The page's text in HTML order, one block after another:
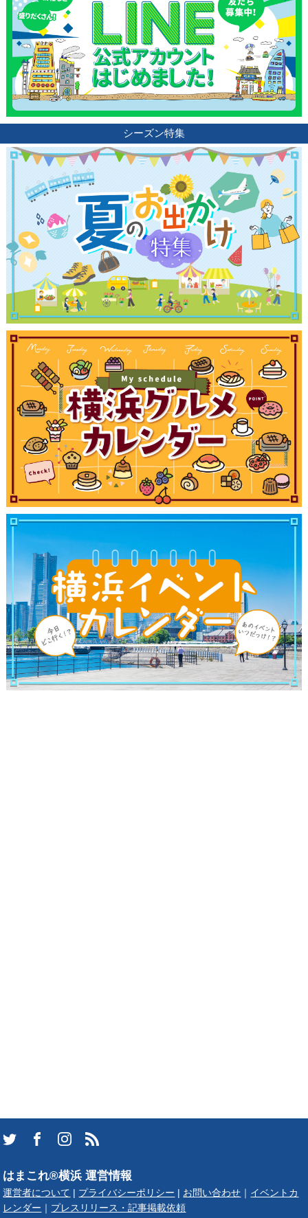
シーズン特集
はまこれ®横浜 運営情報
運営者について | プライバシーポリシー | お問い合わせ ｜ イベントカ
レンダー ｜ プレスリリース・記事掲載依頼